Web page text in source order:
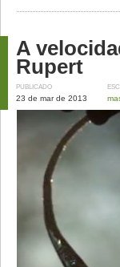
A
Rupert
PUBLICADO
23 de mar de 2013